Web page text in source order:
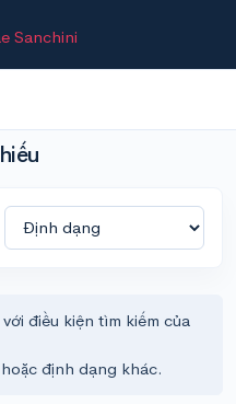
Sanchini
điều kiện tìm kiếm của
định dạng khác.